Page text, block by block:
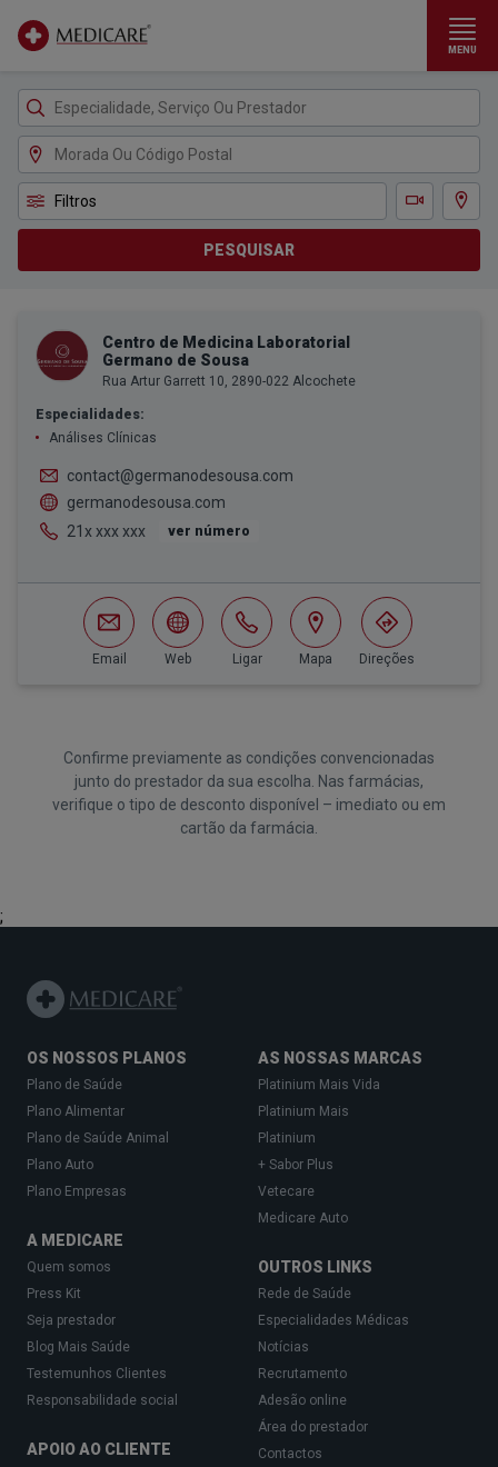
MENU
Filtros
Teleconsulta
Ver
PESQUISAR
Centro de Medicina Laboratorial
Germano de Sousa
Rua Artur Garrett 10, 2890-022 Alcochete
Especialidades:
Análises Clínicas
contact@germanodesousa.com
germanodesousa.com
21x xxx xxx
ver número
Email Web Ligar Mapa Direções
Confirme previamente as condições convencionadas
junto do prestador da sua escolha. Nas farmácias,
verifique o tipo de desconto disponível – imediato ou em
cartão da farmácia.
;
OS NOSSOS PLANOS
Plano de Saúde
Plano Alimentar
Plano de Saúde Animal
Plano Auto
Plano Empresas
A MEDICARE
Quem somos
Press Kit
Seja prestador
Blog Mais Saúde
Testemunhos Clientes
Responsabilidade social
APOIO AO CLIENTE
AS NOSSAS MARCAS
Platinium Mais Vida
Platinium Mais
Platinium
+ Sabor Plus
Vetecare
Medicare Auto
OUTROS LINKS
Rede de Saúde
Especialidades Médicas
Notícias
Recrutamento
Adesão online
Área do prestador
Contactos